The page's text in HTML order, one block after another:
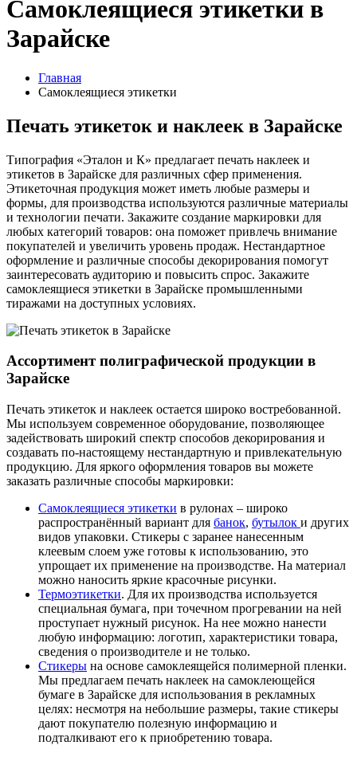
Самоклеящиеся этикетки в
Зарайске
Главная
Самоклеящиеся этикетки
Печать этикеток и наклеек в Зарайске
Типография «Эталон и К» предлагает печать наклеек и
этикетов в Зарайске для различных сфер применения.
Этикеточная продукция может иметь любые размеры и
формы, для производства используются различные материалы
и технологии печати. Закажите создание маркировки для
любых категорий товаров: она поможет привлечь внимание
покупателей и увеличить уровень продаж. Нестандартное
оформление и различные способы декорирования помогут
заинтересовать аудиторию и повысить спрос. Закажите
самоклеящиеся этикетки в Зарайске промышленными
тиражами на доступных условиях.
Ассортимент полиграфической продукции в
Зарайске
Печать этикеток и наклеек остается широко востребованной.
Мы используем современное оборудование, позволяющее
задействовать широкий спектр способов декорирования и
создавать по-настоящему нестандартную и привлекательную
продукцию. Для яркого оформления товаров вы можете
заказать различные способы маркировки:
Самоклеящиеся этикетки в рулонах – широко
распространённый вариант для банок, бутылок и других
видов упаковки. Стикеры с заранее нанесенным
клеевым слоем уже готовы к использованию, это
упрощает их применение на производстве. На материал
можно наносить яркие красочные рисунки.
Термоэтикетки. Для их производства используется
специальная бумага, при точечном прогревании на ней
проступает нужный рисунок. На нее можно нанести
любую информацию: логотип, характеристики товара,
сведения о производителе и не только.
Стикеры на основе самоклеящейся полимерной пленки.
Мы предлагаем печать наклеек на самоклеющейся
бумаге в Зарайске для использования в рекламных
целях: несмотря на небольшие размеры, такие стикеры
дают покупателю полезную информацию и
подталкивают его к приобретению товара.